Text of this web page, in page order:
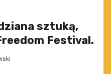
sztuką,
Festival.